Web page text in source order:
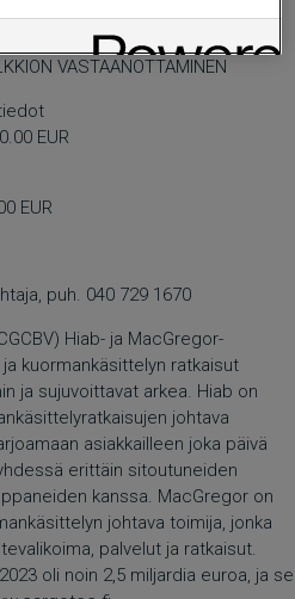
VASTAANOTTAMINEN
EUR
EUR
puh. 040 729 1670
Hiab- ja MacGregor-
kuormankäsittelyn ratkaisut
ja sujuvoittavat arkea. Hiab on
johtava
asiakkailleen joka päivä
erittäin sitoutuneiden
kanssa. MacGregor on
johtava toimija, jonka
palvelut ja ratkaisut.
oli noin 2,5 miljardia euroa, ja se